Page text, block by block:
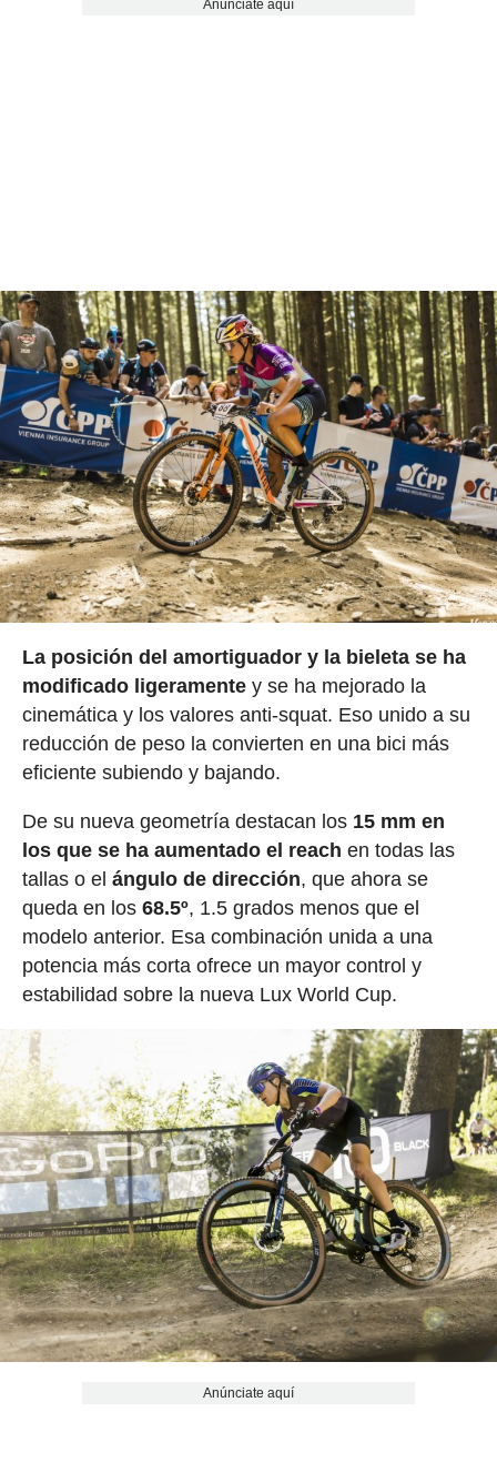
Anúnciate aquí
La posición del amortiguador y la bieleta se ha
modificado ligeramentey se ha mejorado la
cinemática y los valores anti-squat. Eso unido a su
reducción de peso la convierten en una bici más
eficiente subiendo y bajando.
De su nueva geometría destacan los 15 mm en
los que se ha aumentado el reach en todas las
tallas o el ángulo de dirección, que ahora se
queda en los 68.5º, 1.5 grados menos que el
modelo anterior. Esa combinación unida a una
potencia más corta ofrece un mayor control y
estabilidad sobre la nueva Lux World Cup.
Anúnciate aquí